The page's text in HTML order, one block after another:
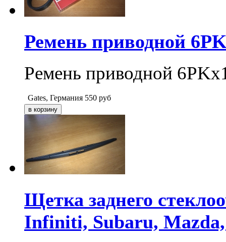
Ремень приводной
Ремень приводной
Gates, Германия 550 руб
Щетка заднего
Infiniti, Subaru,